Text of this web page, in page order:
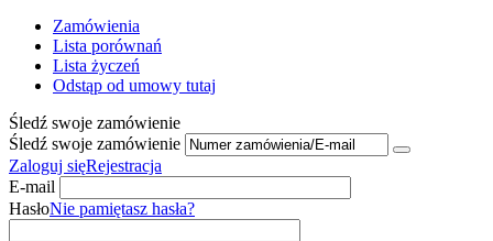
Zamówienia
Lista porównań
Lista życzeń
Odstąp od umowy tutaj
Śledź swoje zamówienie
Śledź swoje zamówienie
Zaloguj sięRejestracja
E-mail
HasłoNie pamiętasz hasła?